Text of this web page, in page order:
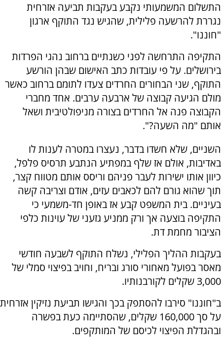
התשלום המשמעותי נקבע בעקבות תביעה אזרחית
נגררת להרשעה פלילית, שהגיש נגד התוקף ארגון
"חוננו".
התקיפה התרחשה לפני כשנתיים ברחוב נהגי הפרדות
בירושלים. על פי עובדות כתב האישום שבהן הורשע
התוקף, שני הבחורים החרדים צעדו לתומם ברחוב כאשר
מולם הגיעה קבוצה של ארבעה ערבים. אחד מחברי
הקבוצה פנה אל החרדים בצורה מניפולטיבית ושאל
אותם "מה השעה?".
השניים, שלא חשדו בדבר, נעצרו במטרה לענות לו
באדיבות, אולם אז שלף במפתיע הנתבע תרסיס פלפל,
כיוון אותו ישירות לעבר פניהם וריסס אותם מטווח קצר,
תוך שהוא גורם להם לכאבים עזים, אודם וצריבה קשה
בעיניים. בית המשפט קבע אז באופן חד-משמעי כי
התקיפה בוצעה אך ורק ממניע גזעני של עוינות כלפי
הציבור מחמת דת.
בעקבות ההליך הפלילי, נשלח התוקף לשבעה חודשי
מאסר בפועל מאחורי סורג ובריח, וחויב בפיצוי סמלי של
3,000 שקלים לקורבנותיו.
ב"חוננו" סירבו להסתפק בכך והגישו תביעת נזיקין אזרחית
על סך 160,000 שקלים, שהסתיימה כעת בפשרה
ובהגדלת הפיצוי לכיסם של המותקפים.